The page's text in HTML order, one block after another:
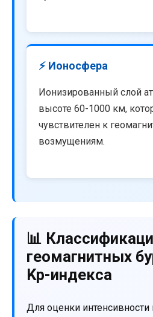
⚡ Ионосфера
Ионизированный слой
высоте 60-1000 км,
чувствителен к
возмущениям.
📊
геомагнитных
Kp-индекса
Для оценки интенсивности